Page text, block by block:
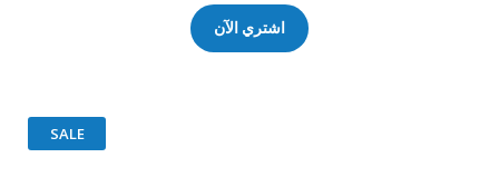
اشتري الآن
SALE